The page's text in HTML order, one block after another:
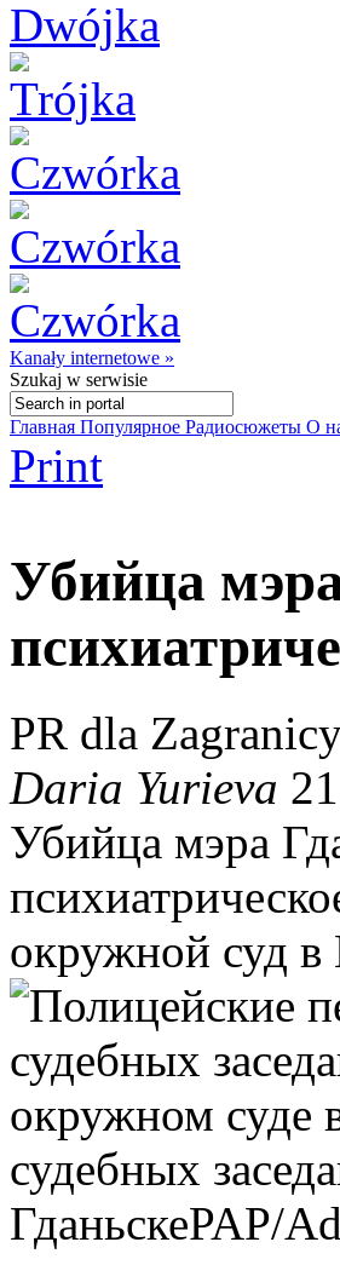
Kanały internetowe »
Szukaj w serwisie
Главная Популярное Радиосюжеты О
Print
Убийца
PR dla
Daria Yurieva
Убийца мэра
окружной суд в
судебных
ГданьскеPAP/